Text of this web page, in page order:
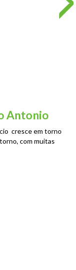
Antonio
cresce em torno
com muitas